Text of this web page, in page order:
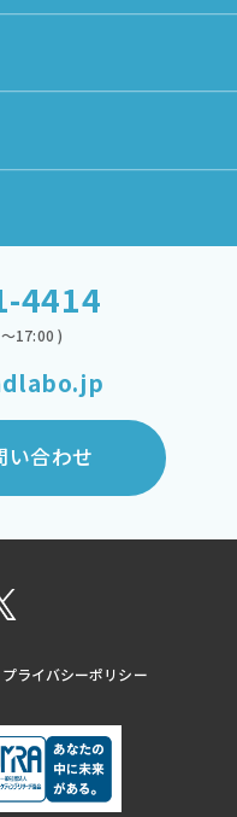
4414
17:00 )
い合わせ
プライバシーポリシー